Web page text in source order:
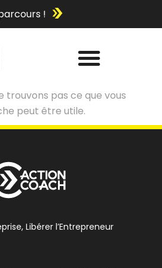
!
pas ce que vous
peut être utile.
Libérer l’Entrepreneur